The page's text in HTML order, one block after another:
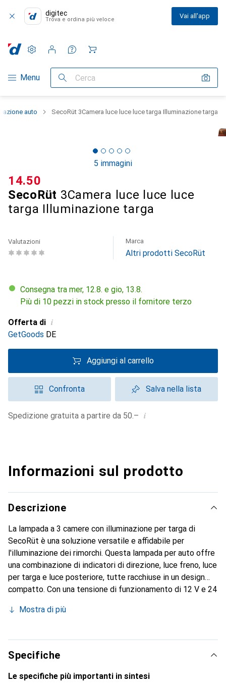
digitec
Trova e ordina più veloce Vai all'app
Categoria Navigazione
Menu Cerca
Impostazioni
Conto cliente
Liste di confronto
Liste dei desideri
Carrello
auto SecoRüt 3Camera luce luce luce targa Illuminazione targa
5 immagini
SecoRüt 3Camera luce luce luce
targa Illuminazione targa
CHF
14.50
Valutazioni Marca
Altri prodotti SecoRüt
Consegna tra mer, 12.8. e gio, 13.8.
Più di 10 pezzi in stock presso il fornitore terzo
Offerta di i
GetGoods DE
Aggiungi al carrello
Confronta Salva nella lista
Spedizione gratuita a partire da 50.– i
Informazioni sul prodotto
Descrizione
La lampada a 3 camere con illuminazione per targa di
SecoRüt è una soluzione versatile e affidabile per
l'illuminazione dei rimorchi. Questa lampada per auto offre
una combinazione di indicatori di direzione, luce freno, luce
per targa e luce posteriore, tutte racchiuse in un design
compatto. Con una tensione di funzionamento di 12 V e 24
perni filettati M5 e dadi, che ne facilitano il montaggio.
sicurezza richiesti per la circolazione stradale. L'uso della
tecnologia LED garantisce un'elevata efficienza energetica
e longevità, rendendola una scelta pratica per i proprietari
di veicoli.
Mostra di più
Specifiche
Le specifiche più importanti in sintesi